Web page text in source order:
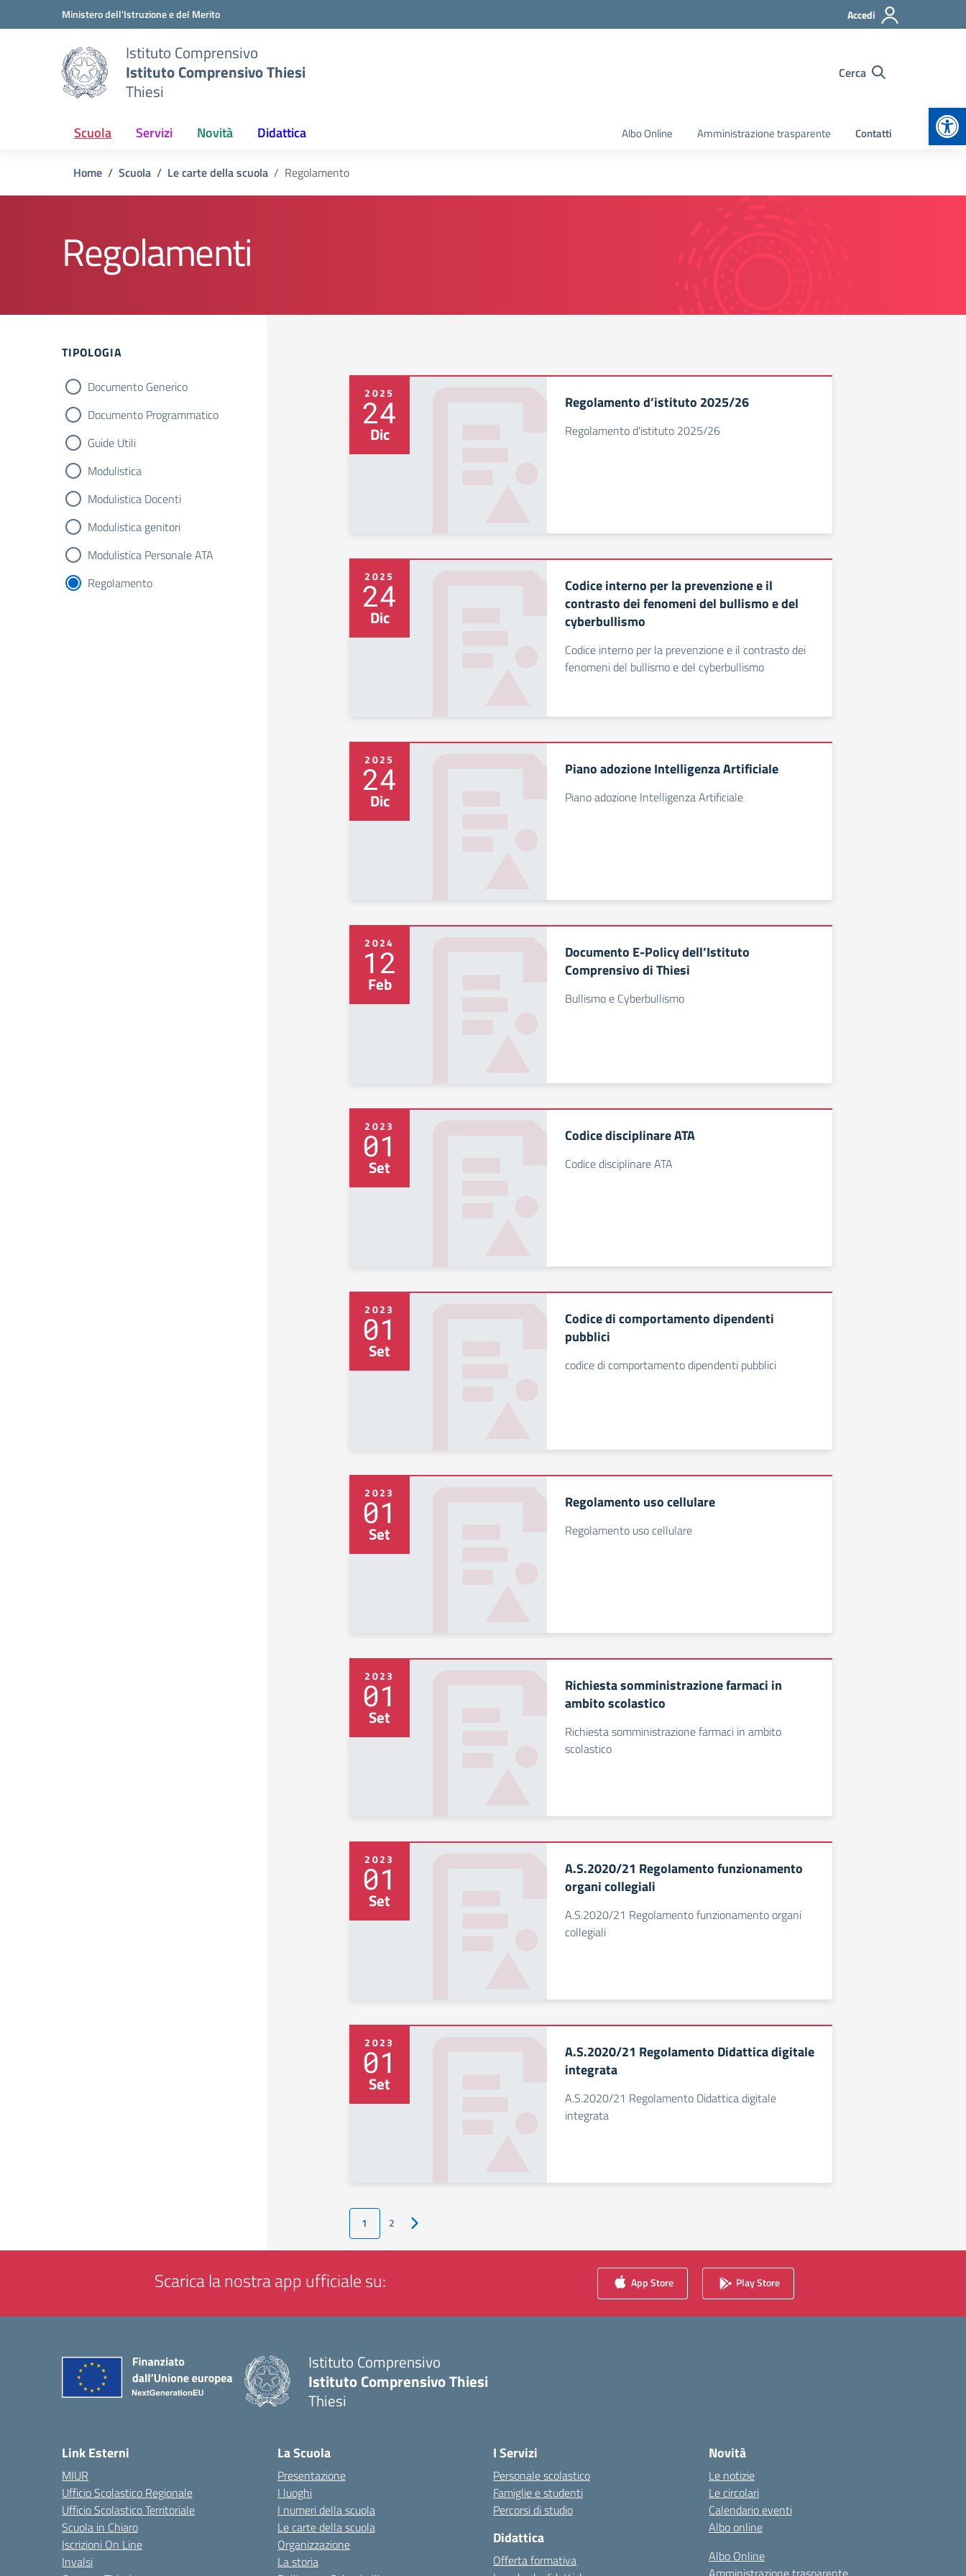
Vai ai contenuti
Vai al menu di navigazioneMinistero dell'Istruzione e del Merito Accedi
Istituto Comprensivo
Istituto Comprensivo Thiesi
Thiesi
Cerca
Scuola Servizi Novità Didattica Albo Online Amministrazione trasparente Contatti
Home Scuola Le carte della scuola Regolamento
Regolamenti
Filtri
TIPOLOGIA
Documento Generico
Documento Programmatico
Guide Utili
Modulistica
Modulistica Docenti
Modulistica genitori
Modulistica Personale ATA
Regolamento
2025
24
Dic
Regolamento d’istituto 2025/26
Regolamento d'istituto 2025/26
2025
24
Dic
Codice interno per la prevenzione e il
contrasto dei fenomeni del bullismo e del
cyberbullismo
Codice interno per la prevenzione e il contrasto dei
fenomeni del bullismo e del cyberbullismo
2025
24
Dic
Piano adozione Intelligenza Artificiale
Piano adozione Intelligenza Artificiale
2024
12
Feb
Documento E-Policy dell’Istituto
Comprensivo di Thiesi
Bullismo e Cyberbullismo
2023
01
Set
Codice disciplinare ATA
Codice disciplinare ATA
2023
01
Set
Codice di comportamento dipendenti
pubblici
codice di comportamento dipendenti pubblici
2023
01
Set
Regolamento uso cellulare
Regolamento uso cellulare
2023
01
Set
Richiesta somministrazione farmaci in
ambito scolastico
Richiesta somministrazione farmaci in ambito
scolastico
2023
01
Set
A.S.2020/21 Regolamento funzionamento
organi collegiali
A.S.2020/21 Regolamento funzionamento organi
collegiali
2023
01
Set
A.S.2020/21 Regolamento Didattica digitale
integrata
A.S.2020/21 Regolamento Didattica digitale
integrata
1 2 Pagina successiva
Scarica la nostra app ufficiale su: App Store Play Store
Istituto Comprensivo
Istituto Comprensivo Thiesi
Thiesi
Link Esterni
MIUR
Ufficio Scolastico Regionale
Ufficio Scolastico Territoriale
Scuola in Chiaro
Iscrizioni On Line
Invalsi
La Scuola
Presentazione
I luoghi
I numeri della scuola
Le carte della scuola
Organizzazione
La storia
I Servizi
Personale scolastico
Famiglie e studenti
Percorsi di studio
Didattica
Offerta formativa
Novità
Le notizie
Le circolari
Calendario eventi
Albo online
Albo Online